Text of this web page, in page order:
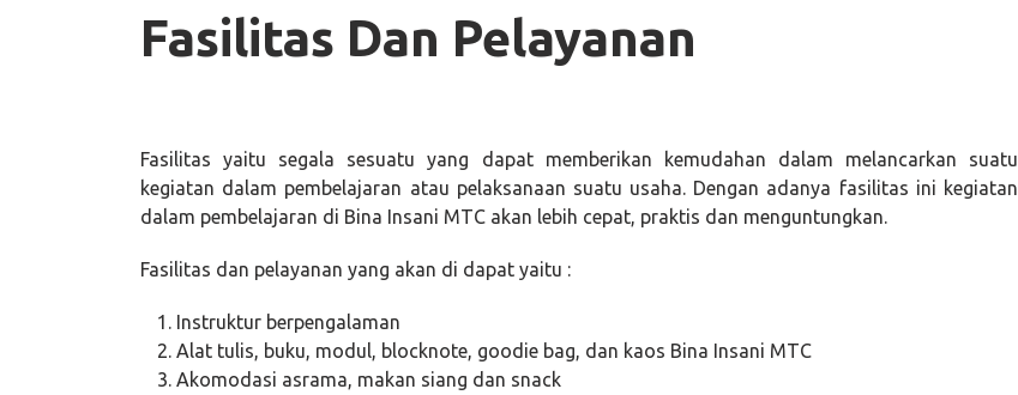
Fasilitas Dan Pelayanan
Fasilitas yaitu segala sesuatu yang dapat memberikan kemudahan dalam melancarkan suatu
kegiatan dalam pembelajaran atau pelaksanaan suatu usaha. Dengan adanya fasilitas ini kegiatan
dalam pembelajaran di Bina Insani MTC akan lebih cepat, praktis dan menguntungkan.
Fasilitas dan pelayanan yang akan di dapat yaitu :
Instruktur berpengalaman
Alat tulis, buku, modul, blocknote, goodie bag, dan kaos Bina Insani MTC
Akomodasi asrama, makan siang dan snack